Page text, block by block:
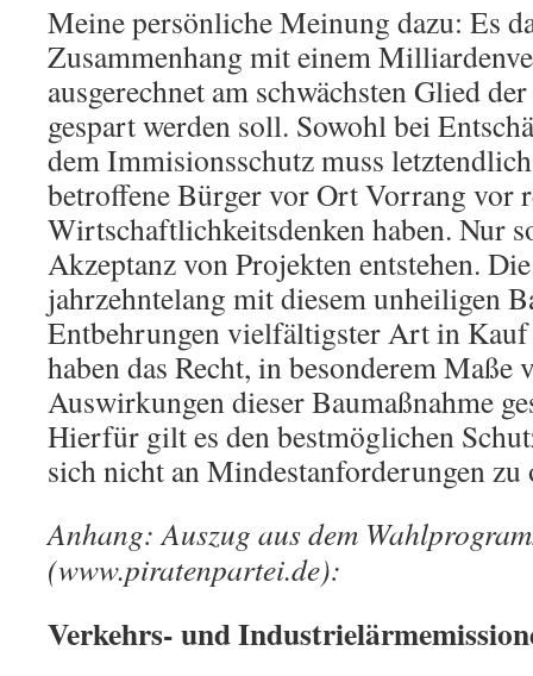
Meine persönliche Meinung dazu: Es
Zusammenhang mit einem
ausgerechnet am schwächsten Glied
gespart werden soll. Sowohl bei
dem Immisionsschutz muss
betroffene Bürger vor Ort Vorrang vor
Wirtschaftlichkeitsdenken haben. Nur
Akzeptanz von Projekten entstehen.
jahrzehntelang mit diesem unheiligen
Entbehrungen vielfältigster Art in Kauf
haben das Recht, in besonderem Maße
Auswirkungen dieser Baumaßnahme
Hierfür gilt es den bestmöglichen
sich nicht an Mindestanforderungen
Anhang: Auszug aus dem
(www.piratenpartei.de):
Verkehrs- und